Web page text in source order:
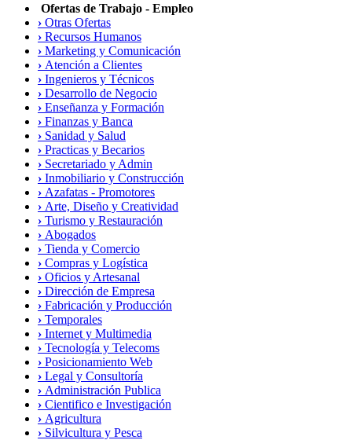
Ofertas de Trabajo - Empleo
› Otras Ofertas
› Recursos Humanos
› Marketing y Comunicación
› Atención a Clientes
› Ingenieros y Técnicos
› Desarrollo de Negocio
› Enseñanza y Formación
› Finanzas y Banca
› Sanidad y Salud
› Practicas y Becarios
› Secretariado y Admin
› Inmobiliario y Construcción
› Azafatas - Promotores
› Arte, Diseño y Creatividad
› Turismo y Restauración
› Abogados
› Tienda y Comercio
› Compras y Logística
› Oficios y Artesanal
› Dirección de Empresa
› Fabricación y Producción
› Temporales
› Internet y Multimedia
› Tecnología y Telecoms
› Posicionamiento Web
› Legal y Consultoría
› Administración Publica
› Cientifico e Investigación
› Agricultura
› Silvicultura y Pesca